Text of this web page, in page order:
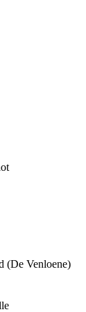
(De Venloene)